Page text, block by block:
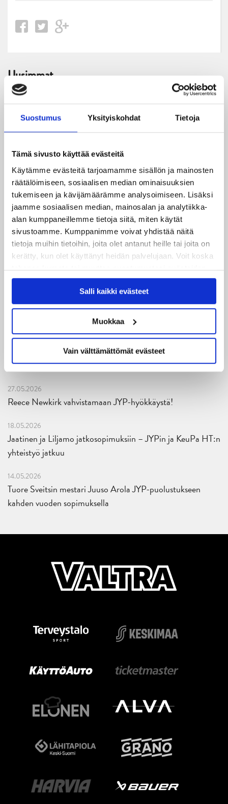
Suostumus Yksityiskohdat Tietoja
Tämä sivusto käyttää evästeitä
Käytämme evästeitä tarjoamamme sisällön ja mainosten
räätälöimiseen, sosiaalisen median ominaisuuksien
tukemiseen ja kävijämäärämme analysoimiseen. Lisäksi
jaamme sosiaalisen median, mainosalan ja analytiikka-
alan kumppaneillemme tietoja siitä, miten käytät
sivustoamme. Kumppanimme voivat yhdistää näitä
tietoja muihin tietoihin, joita olet antanut heille tai joita on
kerätty, kun olet käyttänyt heidän palvelujaan. Voit koska
tahansa kumota tai muuttaa suostumustasi evästeiden
käytöstäEvästeet-sivultamme.
Salli kaikki evästeet
Muokkaa
Vain välttämättömät evästeet
Uusimmat
06.08.2026
JYPin kausi käyntiin Tampere Cupista!
JYPin kapteenisto Liiga-kauteen 2026–2027 on nimetty
04.08.2026
Joukkueen yhteisharjoitukset ovat alkaneet – ensimmäinen
mittari luvassa jo heti viikonloppuna Tampere Cupissa!
29.07.2026
JYPin harjoitusottelut tulevalle 2026-2027 kaudelle on
julkaistu!
27.07.2026
Ruotsalaishyökkääjä Arvid Costmar JYPiin
JYP ja Secto Rally Finland yhteistyöhön
Liiga-kauden 2026-2027 otteluohjelma on julkaistu!
27.05.2026
Reece Newkirk vahvistamaan JYP-hyökkäystä!
18.05.2026
Jaatinen ja Liljamo jatkosopimuksiin – JYPin ja KeuPa HT:n
yhteistyö jatkuu
14.05.2026
Tuore Sveitsin mestari Juuso Arola JYP-puolustukseen
kahden vuoden sopimuksella